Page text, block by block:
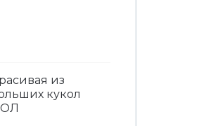
из
кукол